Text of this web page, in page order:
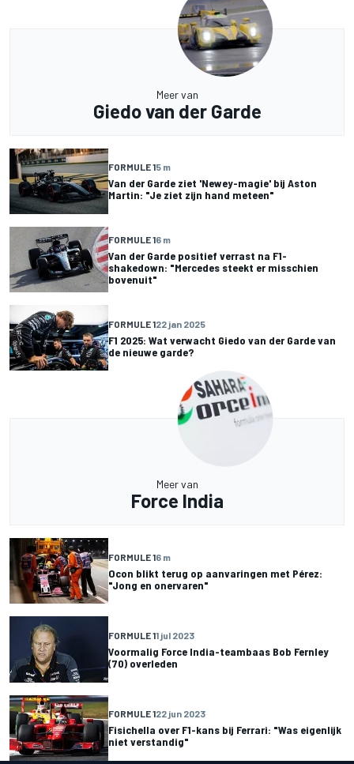
Meer van
Giedo van der Garde
FORMULE 15 m
Van der Garde ziet 'Newey-magie' bij Aston
Martin: "Je ziet zijn hand meteen"
FORMULE 16 m
Van der Garde positief verrast na F1-
shakedown: "Mercedes steekt er misschien
bovenuit"
FORMULE 122 jan 2025
F1 2025: Wat verwacht Giedo van der Garde van
de nieuwe garde?
Meer van
Force India
FORMULE 16 m
Ocon blikt terug op aanvaringen met Pérez:
"Jong en onervaren"
FORMULE 11 jul 2023
Voormalig Force India-teambaas Bob Fernley
(70) overleden
FORMULE 122 jun 2023
Fisichella over F1-kans bij Ferrari: "Was eigenlijk
niet verstandig"